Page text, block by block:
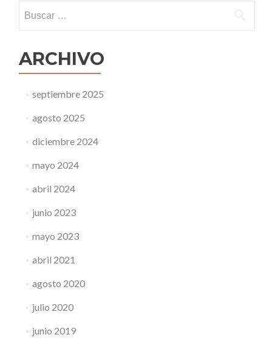
ARCHIVO
septiembre 2025
agosto 2025
diciembre 2024
mayo 2024
abril 2024
junio 2023
mayo 2023
abril 2021
agosto 2020
julio 2020
junio 2019